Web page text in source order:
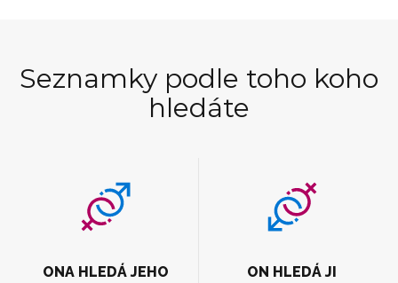
Seznamky podle toho koho
hledáte
ONA HLEDÁ JEHO ON HLEDÁ JI